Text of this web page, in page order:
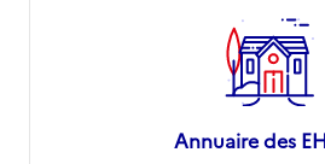
Annuaire des